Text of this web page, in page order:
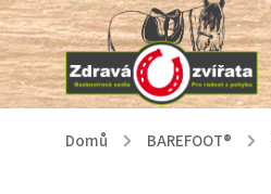
Domů / BAREFOOT® /